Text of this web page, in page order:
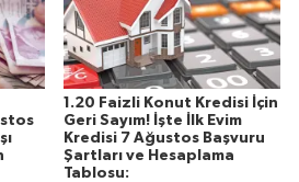
1.20 Faizli Konut Kredisi İçin
Geri Sayım! İşte İlk Evim
Kredisi 7 Ağustos Başvuru
Şartları ve Hesaplama
Tablosu: